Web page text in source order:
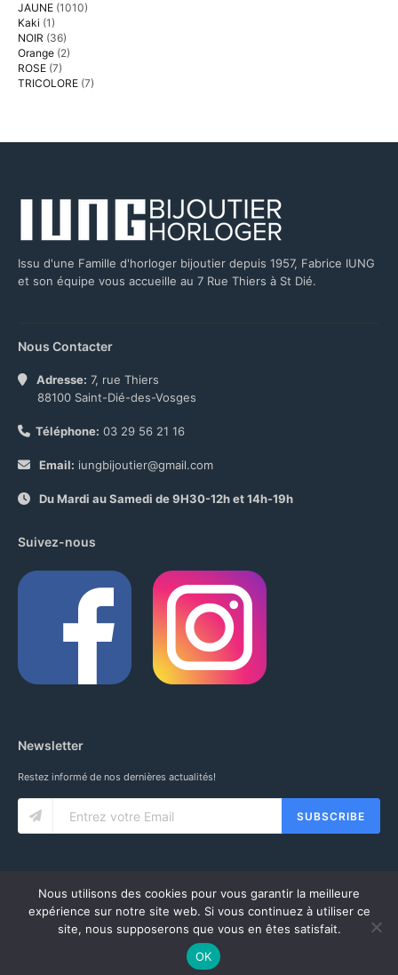
JAUNE (1010)
Kaki (1)
NOIR (36)
Orange (2)
ROSE (7)
TRICOLORE (7)
Issu d'une Famille d'horloger bijoutier depuis 1957, Fabrice IUNG
et son équipe vous accueille au 7 Rue Thiers à St Dié.
Nous Contacter
Adresse: 7, rue Thiers
88100 Saint-Dié-des-Vosges
Téléphone: 03 29 56 21 16
Email: iungbijoutier@gmail.com
Du Mardi au Samedi de 9H30-12h et 14h-19h
Suivez-nous
Newsletter
Restez informé de nos dernières actualités!
SUBSCRIBE
© 2020 IUNG SARL. ALL RIGHTS RESERVED.CGV -MENTIONS LÉGALES-
MON COMPTE
Nous utilisons des cookies pour vous garantir la meilleure
expérience sur notre site web. Si vous continuez à utiliser ce
site, nous supposerons que vous en êtes satisfait.
OK